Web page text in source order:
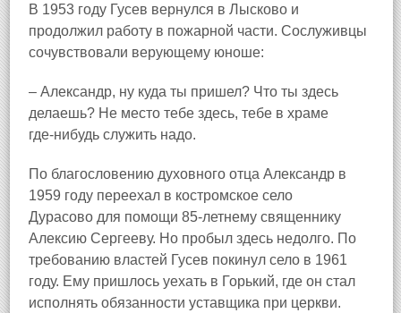
В 1953 году Гусев вернулся в Лысково и
продолжил работу в пожарной части. Сослуживцы
сочувствовали верующему юноше:
– Александр, ну куда ты пришел? Что ты здесь
делаешь? Не место тебе здесь, тебе в храме
где‑нибудь служить надо.
По благословению духовного отца Александр в
1959 году переехал в костромское село
Дурасово для помощи 85‑летнему священнику
Алексию Сергееву. Но пробыл здесь недолго. По
требованию властей Гусев покинул село в 1961
году. Ему пришлось уехать в Горький, где он стал
исполнять обязанности уставщика при церкви.